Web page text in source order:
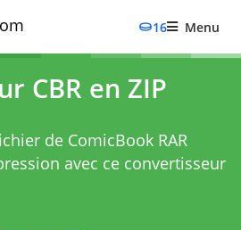
16 Menu
CBR en ZIP
de ComicBook RAR
avec ce convertisseur